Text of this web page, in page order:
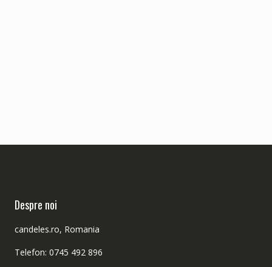
Despre noi
candeles.ro, Romania
Telefon: 0745 492 896